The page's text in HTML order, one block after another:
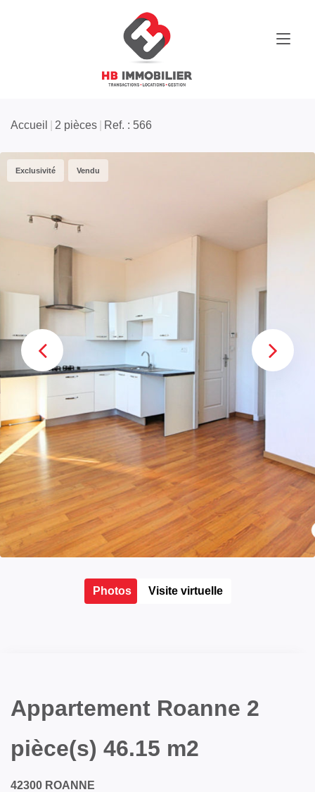
Accueil 2 pièces Ref. : 566
Exclusivité Vendu
Photos Visite virtuelle
Appartement Roanne 2
pièce(s) 46.15 m2
42300 ROANNE